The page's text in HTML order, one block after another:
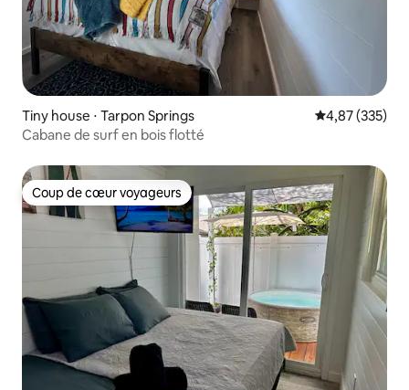
Tiny house ⋅ Tarpon Springs Évaluation
4,87 (335)
Cabane de surf en bois flotté
Coup de cœur voyageurs
Coup de cœur voyageurs